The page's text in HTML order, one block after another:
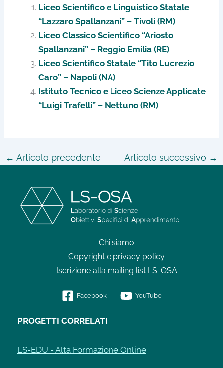
Liceo Scientifico e Linguistico Statale
“Lazzaro Spallanzani” – Tivoli (RM)
Liceo Classico Scientifico “Ariosto
Spallanzani” – Reggio Emilia (RE)
Liceo Scientifico Statale “Tito Lucrezio
Caro” – Napoli (NA)
Istituto Tecnico e Liceo Scienze Applicate
“Luigi Trafelli” – Nettuno (RM)
← Articolo precedente Articolo successivo →
Chi siamo
Copyright e privacy policy
Iscrizione alla mailing list LS-OSA
Facebook YouTube
PROGETTI CORRELATI
LS-EDU - Alta Formazione Online